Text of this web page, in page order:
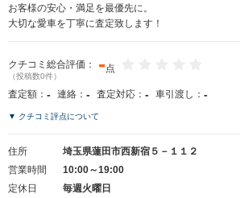
お客様の安心・満足を最優先に。
大切な愛車を丁寧に査定致します！
クチコミ総合評価： -点
（投稿数0件）
査定額： - 連絡： - 査定対応： - 車引渡し： -
▼ クチコミ評点について
住所
埼玉県蓮田市西新宿５－１１２
営業時間
10:00～19:00
定休日
毎週火曜日